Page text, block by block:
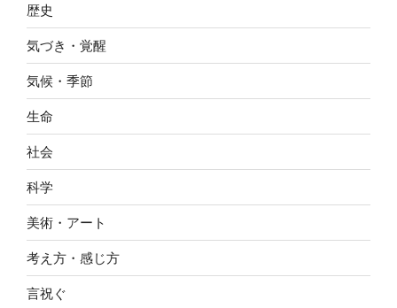
歴史
気づき・覚醒
気候・季節
生命
社会
科学
美術・アート
考え方・感じ方
言祝ぐ